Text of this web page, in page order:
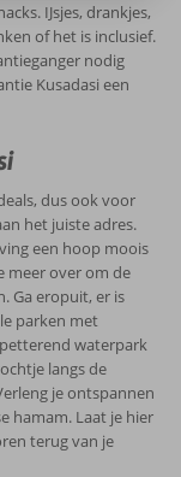
IJsjes, drankjes,
of het is inclusief.
nodig
Kusadasi een
dus ook voor
het juiste adres.
een hoop moois
meer over om de
Ga eropuit, er is
parken met
waterpark
langs de
je ontspannen
hamam. Laat je hier
terug van je